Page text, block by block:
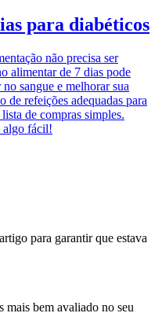
para diabéticos
não precisa ser
alimentar de 7 dias pode
sangue e melhorar sua
de refeições adequadas para
de compras simples.
algo fácil!
para garantir que estava
bem avaliado no seu